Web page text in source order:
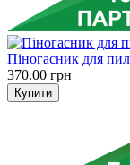
Піногасник для
370.00 грн